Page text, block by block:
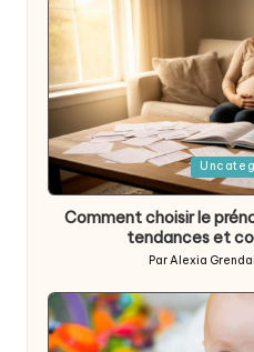
Posted
Comment choisir le
tendances et
Posted
by
ParAlexia